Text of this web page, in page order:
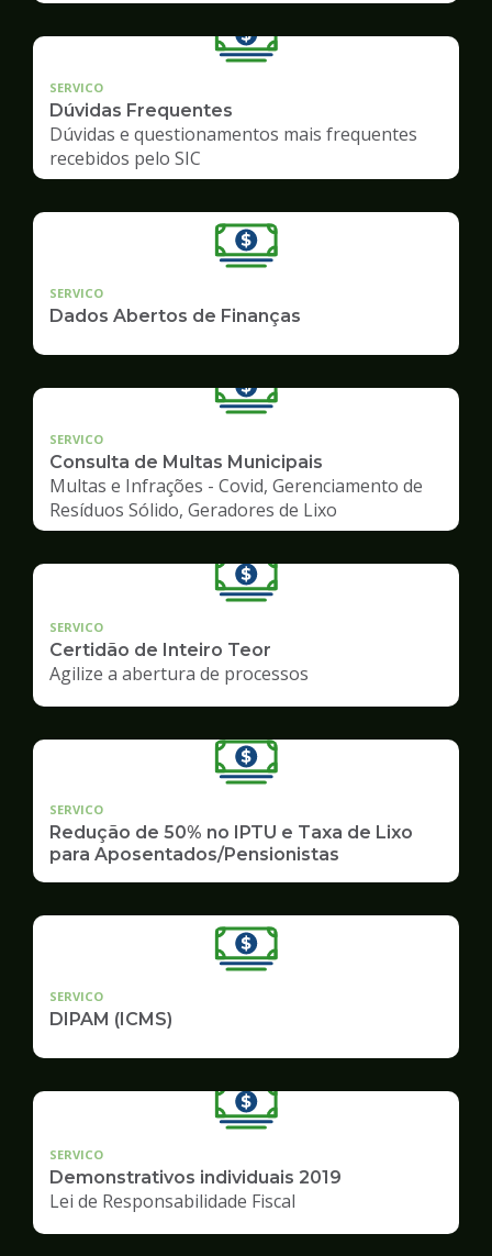
SERVICO
Dúvidas Frequentes
Dúvidas e questionamentos mais frequentes
recebidos pelo SIC
SERVICO
Dados Abertos de Finanças
SERVICO
Consulta de Multas Municipais
Multas e Infrações - Covid, Gerenciamento de
Resíduos Sólido, Geradores de Lixo
SERVICO
Certidão de Inteiro Teor
Agilize a abertura de processos
SERVICO
Redução de 50% no IPTU e Taxa de Lixo
para Aposentados/Pensionistas
SERVICO
DIPAM (ICMS)
SERVICO
Demonstrativos individuais 2019
Lei de Responsabilidade Fiscal